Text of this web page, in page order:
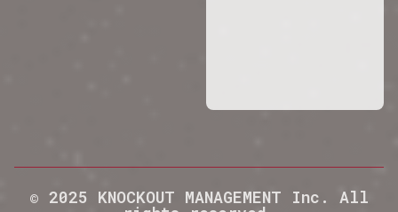
© 2025 KNOCKOUT MANAGEMENT Inc. All